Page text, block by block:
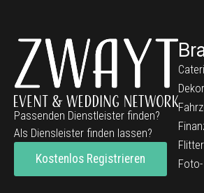
Passenden Dienstleister finden?
Als Diensleister finden lassen?
Kostenlos Registrieren